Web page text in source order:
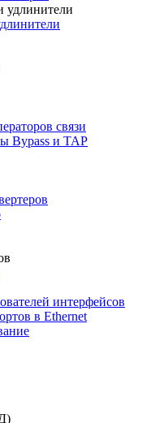
связи
Bypass и TAP
интерфейсов
в Ethernet